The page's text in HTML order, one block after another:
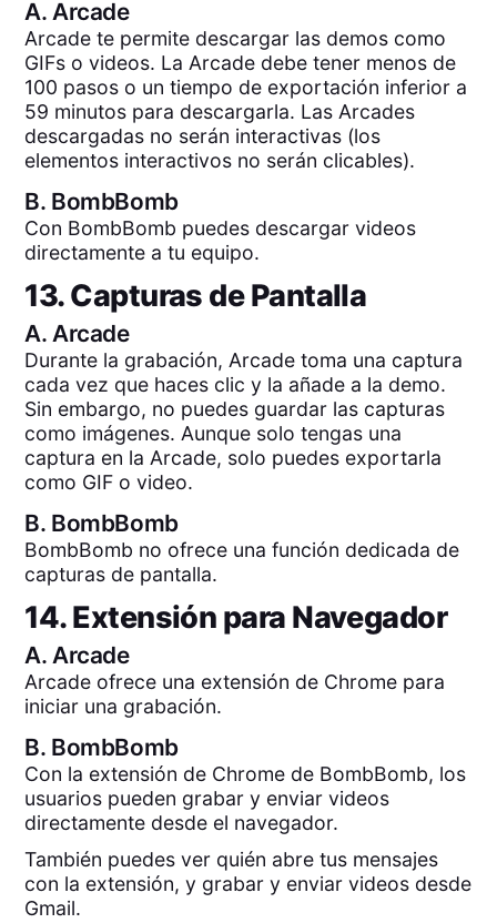
A. Arcade
Arcade te permite descargar las demos como
GIFs o videos. La Arcade debe tener menos de
100 pasos o un tiempo de exportación inferior a
59 minutos para descargarla. Las Arcades
descargadas no serán interactivas (los
elementos interactivos no serán clicables).
B. BombBomb
Con BombBomb puedes descargar videos
directamente a tu equipo.
13. Capturas de Pantalla
A. Arcade
Durante la grabación, Arcade toma una captura
cada vez que haces clic y la añade a la demo.
Sin embargo, no puedes guardar las capturas
como imágenes. Aunque solo tengas una
captura en la Arcade, solo puedes exportarla
como GIF o video.
B. BombBomb
BombBomb no ofrece una función dedicada de
capturas de pantalla.
14. Extensión para Navegador
A.Arcade
Arcade ofrece una extensión de Chrome para
iniciar una grabación.
B. BombBomb
Con la extensión de Chrome de BombBomb, los
usuarios pueden grabar y enviar videos
directamente desde el navegador.
También puedes ver quién abre tus mensajes
con la extensión, y grabar y enviar videos desde
Gmail.